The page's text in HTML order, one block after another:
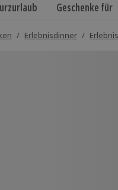
Geschenke für
/ Erlebnisdinner /